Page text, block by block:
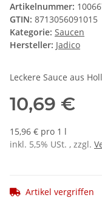
Artikelnummer:
GTIN: 8713056091015
Kategorie: Saucen
Hersteller: Jadico
Leckere Sauce aus
10,69 €
15,96 € pro 1 l
inkl. 5,5% USt. , zzgl.
Artikel vergriffen